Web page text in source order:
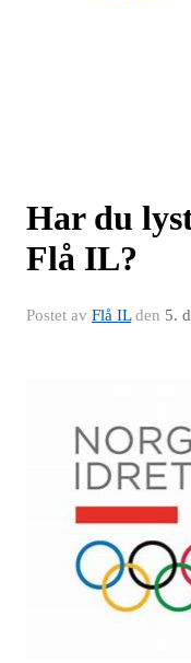
Har du
Flå IL?
Postet av Flå ILden 5.